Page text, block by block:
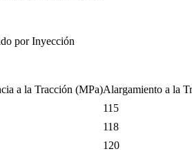
por Inyección
a la Tracción (MPa)Alargamiento a la
115
118
120